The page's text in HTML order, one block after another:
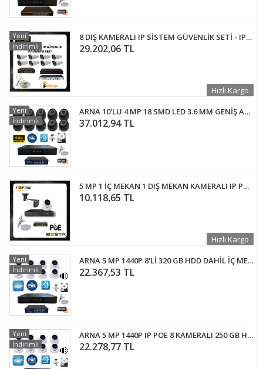
8 DIŞ KAMERALI IP SİSTEM GÜVENLİK SETİ - IP9505
29.202,06 TL
Yeni
İndirimli
Hızlı Kargo
ARNA 10'LU 4 MP 18 SMD LED 3.6 MM GENİŞ AÇI 1 TB HDD DAHİL İÇ MEKAN GÜVENLİK KAMERA SETİ - ST41011914
37.012,94 TL
Yeni
İndirimli
5 MP 1 İÇ MEKAN 1 DIŞ MEKAN KAMERALI IP POE GÜVENLİK SETİ KD-1748
10.118,65 TL
Hızlı Kargo
ARNA 5 MP 1440P 8'Lİ 320 GB HDD DAHİL İÇ MEKAN GÜVENLİK KAMERASI SETİ - ST583201
22.367,53 TL
Yeni
İndirimli
ARNA 5 MP 1440P IP POE 8 KAMERALI 250 GB HARDDİSK DAHİL İÇ MEKAN GÜVENLİK KAMERA SETİ - ST582501
22.278,77 TL
Yeni
İndirimli